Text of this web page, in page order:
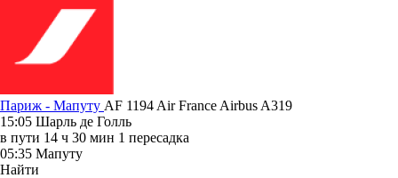
Париж - Мапуту AF 1194 Air France Airbus A319
15:05 Шарль де Голль
в пути 14 ч 30 мин 1 пересадка
05:35 Мапуту
Найти